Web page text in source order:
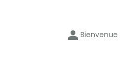
Bienvenue